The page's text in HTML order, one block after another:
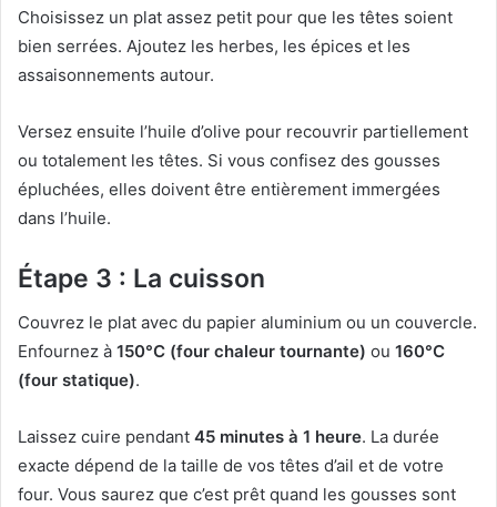
Choisissez un plat assez petit pour que les têtes soient
bien serrées. Ajoutez les herbes, les épices et les
assaisonnements autour.
Versez ensuite l’huile d’olive pour recouvrir partiellement
ou totalement les têtes. Si vous confisez des gousses
épluchées, elles doivent être entièrement immergées
dans l’huile.
Étape 3 : La cuisson
Couvrez le plat avec du papier aluminium ou un couvercle.
Enfournez à 150°C (four chaleur tournante) ou 160°C
(four statique).
Laissez cuire pendant 45 minutes à 1 heure. La durée
exacte dépend de la taille de vos têtes d’ail et de votre
four. Vous saurez que c’est prêt quand les gousses sont